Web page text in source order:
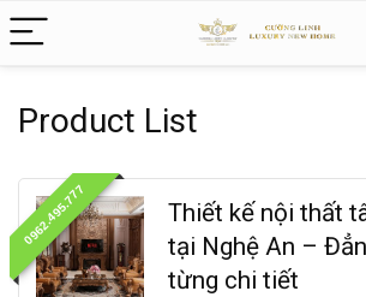
Product List
0962.495.777
Thiết kế nội thất
tại Nghệ An –
từng chi tiết